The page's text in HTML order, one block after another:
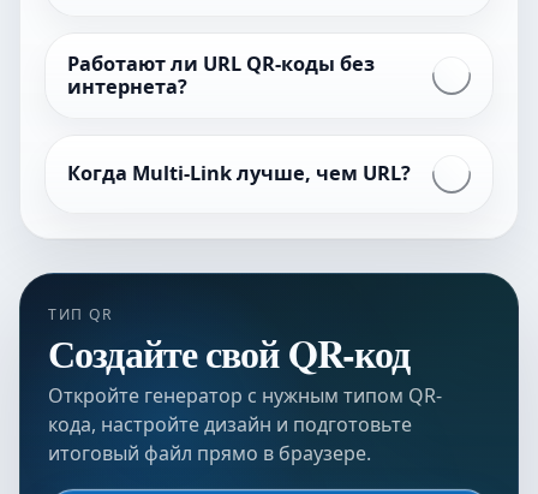
Работают ли URL QR-коды без
интернета?
Когда Multi-Link лучше, чем URL?
ТИП QR
Создайте свой QR-код
Откройте генератор с нужным типом QR-
кода, настройте дизайн и подготовьте
итоговый файл прямо в браузере.